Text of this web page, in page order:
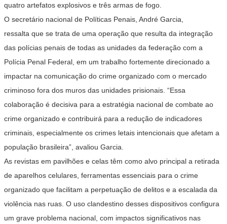
quatro artefatos explosivos e três armas de fogo.
O secretário nacional de Políticas Penais, André Garcia,
ressalta que se trata de uma operação que resulta da integração
das polícias penais de todas as unidades da federação com a
Polícia Penal Federal, em um trabalho fortemente direcionado a
impactar na comunicação do crime organizado com o mercado
criminoso fora dos muros das unidades prisionais. “Essa
colaboração é decisiva para a estratégia nacional de combate ao
crime organizado e contribuirá para a redução de indicadores
criminais, especialmente os crimes letais intencionais que afetam a
população brasileira”, avaliou Garcia.
As revistas em pavilhões e celas têm como alvo principal a retirada
de aparelhos celulares, ferramentas essenciais para o crime
organizado que facilitam a perpetuação de delitos e a escalada da
violência nas ruas. O uso clandestino desses dispositivos configura
um grave problema nacional, com impactos significativos nas